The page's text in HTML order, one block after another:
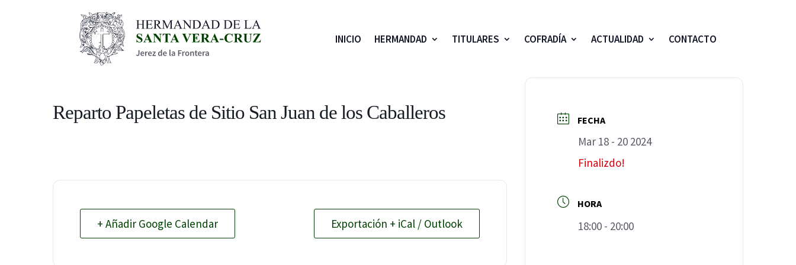
INICIO HERMANDAD TITULARES COFRADÍA ACTUALIDAD CONTACTO
Reparto Papeletas de Sitio San Juan de los Caballeros
+ Añadir Google Calendar Exportación + iCal / Outlook
FECHA
Mar 18 - 20 2024
Finalizdo!
HORA
18:00 - 20:00